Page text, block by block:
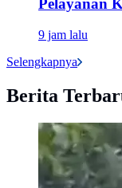
Pelayanan
9 jam lalu
Selengkapnya
Berita